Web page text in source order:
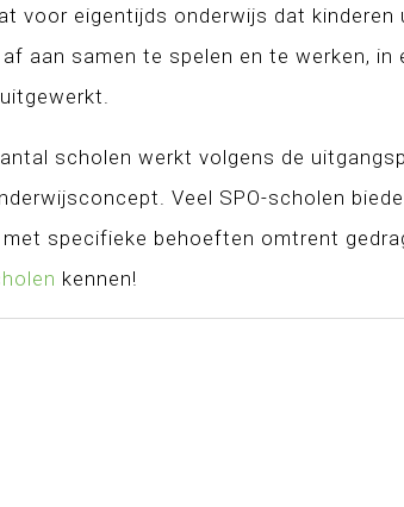
voor eigentijds onderwijs dat
aan samen te spelen en te werken,
scholen werkt volgens de
Veel SPO-scholen
specifieke behoeften omtrent
kennen!